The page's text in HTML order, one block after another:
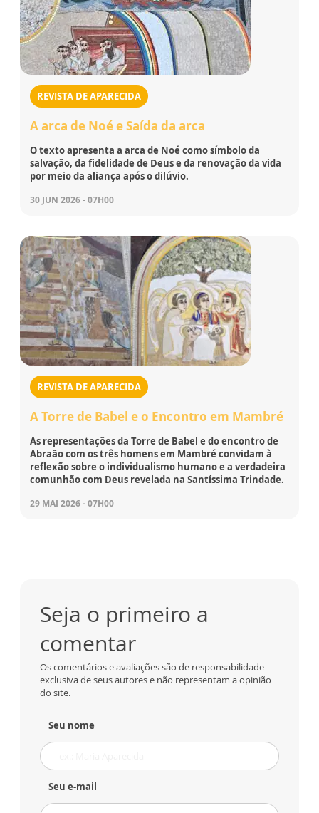
REVISTA DE APARECIDA
A arca de Noé e Saída da arca
O texto apresenta a arca de Noé como símbolo da
salvação, da fidelidade de Deus e da renovação da vida
por meio da aliança após o dilúvio.
30 JUN 2026 - 07H00
REVISTA DE APARECIDA
A Torre de Babel e o Encontro em Mambré
As representações da Torre de Babel e do encontro de
Abraão com os três homens em Mambré convidam à
reflexão sobre o individualismo humano e a verdadeira
comunhão com Deus revelada na Santíssima Trindade.
29 MAI 2026 - 07H00
Seja o primeiro a
comentar
Os comentários e avaliações são de responsabilidade
exclusiva de seus autores e não representam a opinião
do site.
Seu nome
Seu e-mail